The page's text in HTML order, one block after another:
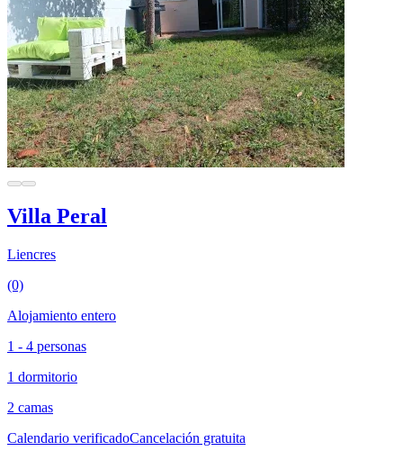
Villa Peral
Liencres
(0)
Alojamiento entero
1 - 4 personas
1 dormitorio
2 camas
Calendario verificadoCancelación gratuita